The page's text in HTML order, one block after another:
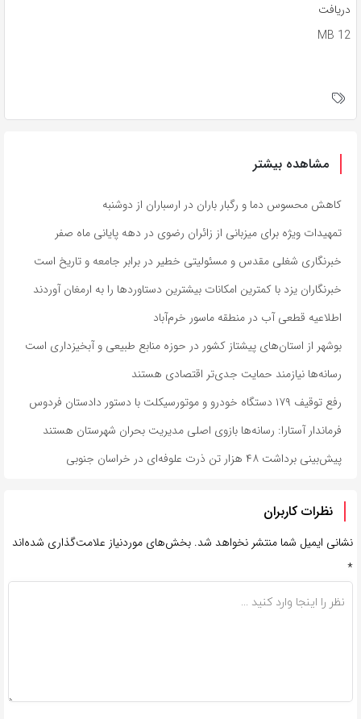
دریافت
12 MB
مشاهده بیشتر
کاهش محسوس دما و رگبار باران در ارسباران از دوشنبه
تمهیدات ویژه برای میزبانی از زائران رضوی در دهه پایانی ماه صفر
خبرنگاری شغلی مقدس و مسئولیتی خطیر در برابر جامعه و تاریخ است
خبرنگاران یزد با کمترین امکانات بیشترین دستاوردها را به ارمغان آوردند
اطلاعیه قطعی آب در منطقه ماسور خرم‌آباد
بوشهر از استان‌های پیشتاز کشور در حوزه منابع طبیعی و آبخیزداری است
رسانه‌ها نیازمند حمایت جدی‌تر اقتصادی هستند
رفع توقیف ۱۷۹ دستگاه خودرو و موتورسیکلت با دستور دادستان فردوس
فرماندار آستارا: رسانه‌ها بازوی اصلی مدیریت بحران شهرستان هستند
پیش‌بینی برداشت ۴۸ هزار تن ذرت علوفه‌ای در خراسان جنوبی
نظرات کاربران
نشانی ایمیل شما منتشر نخواهد شد. بخش‌های موردنیاز علامت‌گذاری شده‌اند
*